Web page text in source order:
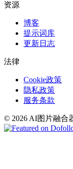
资源
博客
提示词库
更新日志
法律
Cookie政策
隐私政策
服务条款
© 2026AI图片融合